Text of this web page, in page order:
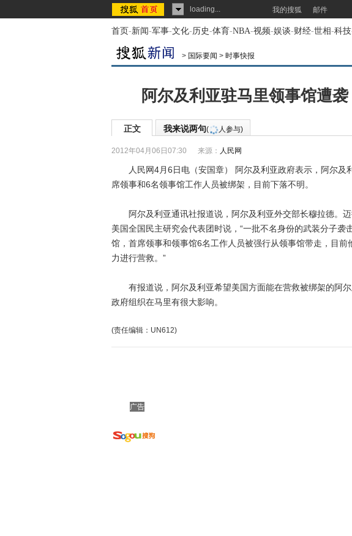
loading... 我的搜狐 邮件
首页-新闻-军事-文化-历史-体育-NBA-视频-娱谈-财经-世相-科技
> 国际要闻 > 时事快报
阿尔及利亚驻马里领事馆遭
正文 我来说两句( 人参与)
2012年04月06日07:30 来源： 人民网
人民网4月6日电（安国章） 阿尔及利亚政府表示，阿尔及
席领事和6名领事馆工作人员被绑架，目前下落不明。
阿尔及利亚通讯社报道说，阿尔及利亚外交部长穆拉德。
美国全国民主研究会代表团时说，“一批不名身份的武装分子
馆，首席领事和领事馆6名工作人员被强行从领事馆带走，目
力进行营救。”
有报道说，阿尔及利亚希望美国方面能在营救被绑架的阿尔
政府组织在马里有很大影响。
(责任编辑：UN612)
广告